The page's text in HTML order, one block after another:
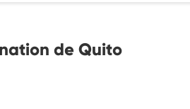
de Quito